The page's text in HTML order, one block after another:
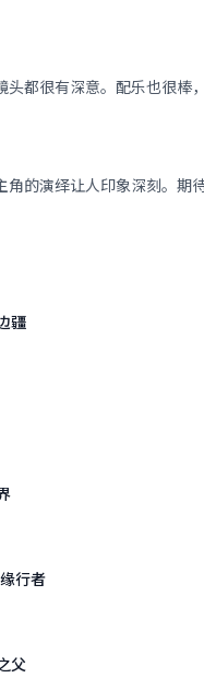
都很有深意。配乐也很棒
的演绎让人印象深刻。期待
疆
行者
父